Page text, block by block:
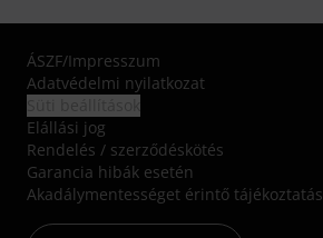
ÁSZF/Impresszum
Adatvédelmi nyilatkozat
Elállási jog
Rendelés / szerződéskötés
Garancia hibák esetén
Akadálymentességet érintő tájékoztatás